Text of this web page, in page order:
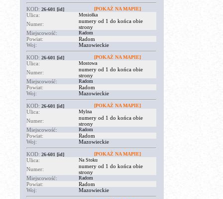
KOD: 26-601 [id] [POKAŻ NA MAPIE]
Ulica: Mosiołka
Numer:
numery od 1 do końca obie
strony
Miejscowość:
Radom
Powiat:
Radom
Woj:
Mazowieckie
KOD: 26-601 [id] [POKAŻ NA MAPIE]
Ulica: Mostowa
Numer:
numery od 1 do końca obie
strony
Miejscowość:
Radom
Powiat:
Radom
Woj:
Mazowieckie
KOD: 26-601 [id] [POKAŻ NA MAPIE]
Ulica: Mylna
Numer:
numery od 1 do końca obie
strony
Miejscowość:
Radom
Powiat:
Radom
Woj:
Mazowieckie
KOD: 26-601 [id] [POKAŻ NA MAPIE]
Ulica: Na Stoku
Numer:
numery od 1 do końca obie
strony
Miejscowość:
Radom
Powiat:
Radom
Woj:
Mazowieckie